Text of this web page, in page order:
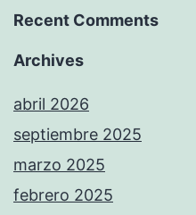
Recent Comments
Archives
abril 2026
septiembre 2025
marzo 2025
febrero 2025